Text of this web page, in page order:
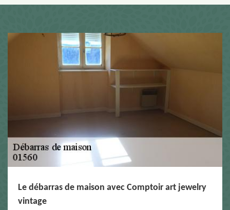
Le débarras de maison avec Comptoir art jewelry
vintage